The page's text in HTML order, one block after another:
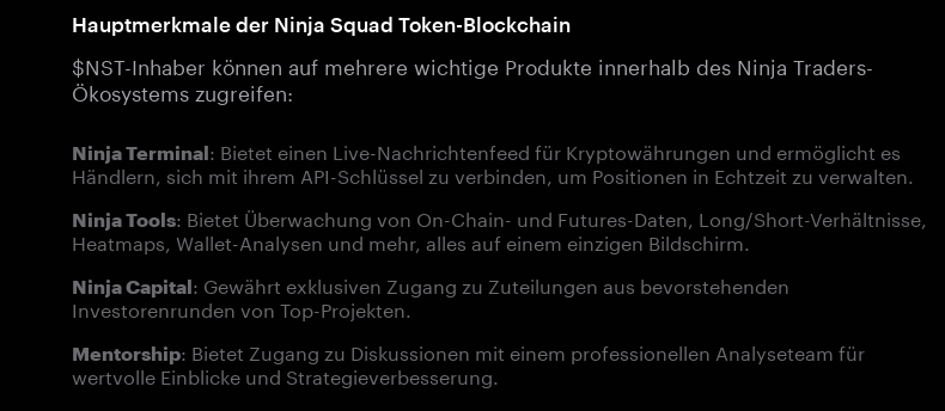
Hauptmerkmale der Ninja Squad Token-Blockchain
$NST-Inhaber können auf mehrere wichtige Produkte innerhalb des Ninja Traders-
Ökosystems zugreifen:
Ninja Terminal: Bietet einen Live-Nachrichtenfeed für Kryptowährungen und ermöglicht es
Händlern, sich mit ihrem API-Schlüssel zu verbinden, um Positionen in Echtzeit zu verwalten.
Ninja Tools: Bietet Überwachung von On-Chain- und Futures-Daten, Long/Short-Verhältnisse,
Heatmaps, Wallet-Analysen und mehr, alles auf einem einzigen Bildschirm.
Ninja Capital: Gewährt exklusiven Zugang zu Zuteilungen aus bevorstehenden
Investorenrunden von Top-Projekten.
Mentorship: Bietet Zugang zu Diskussionen mit einem professionellen Analyseteam für
wertvolle Einblicke und Strategieverbesserung.